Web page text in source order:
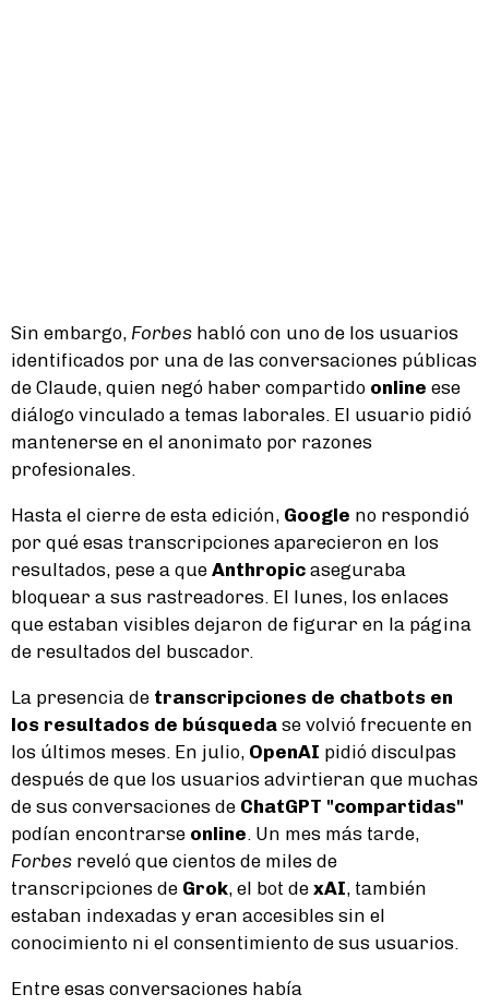
Sin embargo, Forbes habló con uno de los usuarios
identificados por una de las conversaciones públicas
de Claude, quien negó haber compartido online ese
diálogo vinculado a temas laborales. El usuario pidió
mantenerse en el anonimato por razones
profesionales.
Hasta el cierre de esta edición, Google no respondió
por qué esas transcripciones aparecieron en los
resultados, pese a que Anthropic aseguraba
bloquear a sus rastreadores. El lunes, los enlaces
que estaban visibles dejaron de figurar en la página
de resultados del buscador.
La presencia de transcripciones de chatbots en
los resultados de búsqueda se volvió frecuente en
los últimos meses. En julio, OpenAI pidió disculpas
después de que los usuarios advirtieran que muchas
de sus conversaciones de ChatGPT "compartidas"
podían encontrarse online . Un mes más tarde,
Forbes reveló que cientos de miles de
transcripciones de Grok, el bot de xAI, también
estaban indexadas y eran accesibles sin el
conocimiento ni el consentimiento de sus usuarios.
Entre esas conversaciones había